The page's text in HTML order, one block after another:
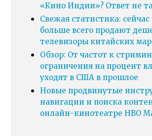
«Кино Индии»? Ответ не
Свежая статистика:
больше всего продают
телевизоры китайских
Обзор: От частот к
ограничения на процент
уходят в США в прошлое
Новые продвинутые
навигации и поиска
онлайн-кинотеатре HBO